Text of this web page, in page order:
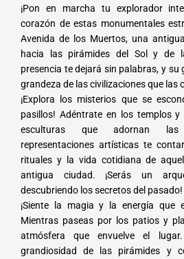
¡Pon en marcha tu explorador
corazón de estas monumentales
Avenida de los Muertos, una
hacia las pirámides del Sol y de
presencia te dejará sin palabras, y su
grandeza de las civilizaciones que las
¡Explora los misterios que se
pasillos! Adéntrate en los templos
esculturas que adornan las
representaciones artísticas te
rituales y la vida cotidiana de
antigua ciudad. ¡Serás un
descubriendo los secretos del pasado!
¡Siente la magia y la energía que
Mientras paseas por los patios y
atmósfera que envuelve el
grandiosidad de las pirámides y